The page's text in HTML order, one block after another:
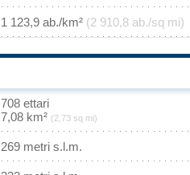
1 123,9 ab./km² (2 910,8 ab./sq mi)
708 ettari
7,08 km² (2,73 sq mi)
269 metri s.l.m.